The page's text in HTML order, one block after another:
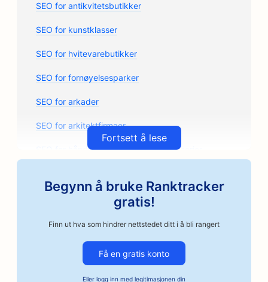
SEO for antikvitetsbutikker
SEO for kunstklasser
SEO for hvitevarebutikker
SEO for fornøyelsesparker
SEO for arkader
SEO for arkitektfirmaer
SEO for håndverksbaserte kaffebrennerier
SEO for bilverksteder
SEO for bilverksteder
SEO for bilvirksomheter
Fortsett å lese
Begynn å bruke Ranktracker
gratis!
Finn ut hva som hindrer nettstedet ditt i å bli rangert
Få en gratis konto
Eller logg inn med legitimasjonen din